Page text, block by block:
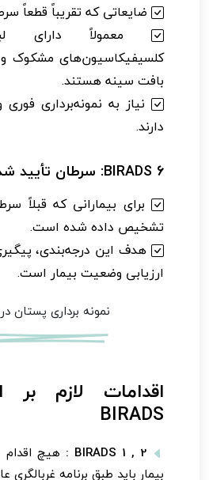
ضایعاتی که تقریباً قطعاً
معمولاً دارای
کلسیفیکاسیون‌های مشکوک
بافت سینه هستند.
نیاز به نمونه‌برداری
دارند.
BIRADS 6: سرطان تأیید شده
برای بیمارانی که قبلاً
تشخیص داده شده است.
هدف این درجه‌بندی،
ارزیابی وضعیت بیمار است.
نمونه برداری پستان
اقدامات لازم
BIRADS
BIRADS 1 , 2 :
هیچ
بیمار باید طبق برنامه